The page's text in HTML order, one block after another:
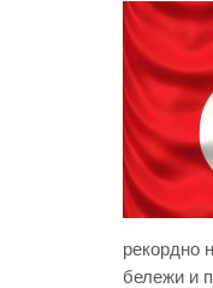
рекордно
бележи и